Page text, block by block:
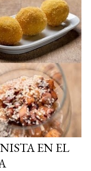
EN EL